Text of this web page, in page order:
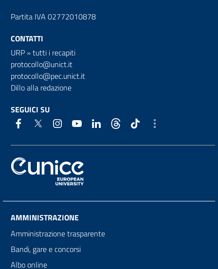
Partita IVA 02772010878
CONTATTI
URP »tutti i recapiti
protocollo@unict.it
protocollo@pec.unict.it
Dillo alla redazione
SEGUICI SU
AMMINISTRAZIONE
Amministrazione trasparente
Bandi, gare e concorsi
Albo online